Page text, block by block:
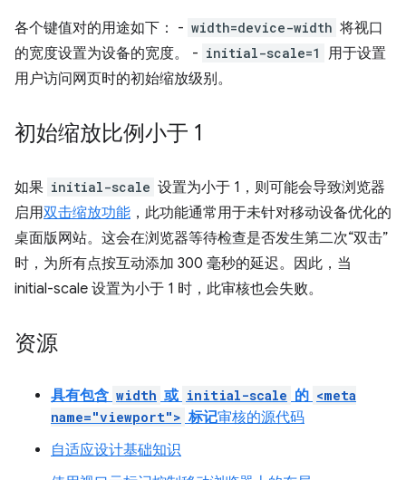
各个键值对的用途如下： - width=device-width 将视口
的宽度设置为设备的宽度。 - initial-scale=1
用于设置
用户访问网页时的初始缩放级别。
初始缩放比例小于 1
如果 initial-scale 设置为小于 1，则可能会导致浏览器
启用双击缩放功能 ，此功能通常用于未针对移动设备优化的
桌面版网站。这会在浏览器等待检查是否发生第二次“双击”
时，为所有点按互动添加 300 毫秒的延迟。因此，当
initial-scale 设置为小于 1 时，此审核也会失败。
资源
具有包含 width 或 initial-scale 的 <meta
name="viewport"> 标记审核的源代码
自适应设计基础知识